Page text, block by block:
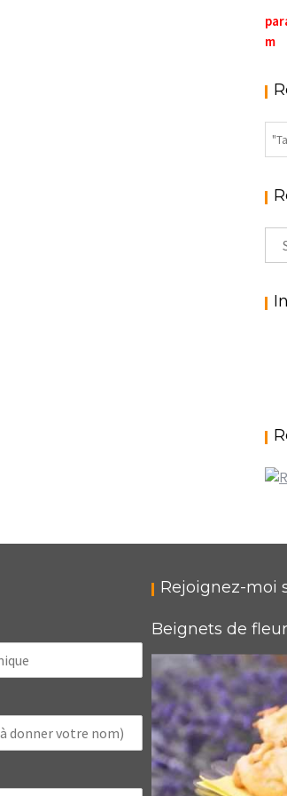
m
par
:
Rejoignez-moi
Beignets de